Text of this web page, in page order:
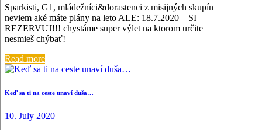
Sparkisti, G1, mládežníci&dorastenci z misijných skupín
neviem aké máte plány na leto ALE: 18.7.2020 – SI
REZERVUJ!!! chystáme super výlet na ktorom určite
nesmieš chýbať!
Read more
Keď sa ti na ceste unaví duša…
10. July 2020